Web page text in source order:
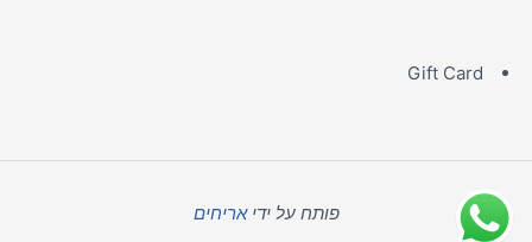
Gift Card
פותח על ידיאריחים